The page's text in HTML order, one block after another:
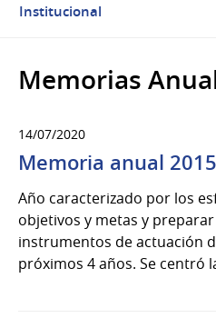
Institucional
Memorias
14/07/2020
Memoria anual 2015
Año caracterizado por los
objetivos y metas y
instrumentos de actuación
próximos 4 años. Se centró